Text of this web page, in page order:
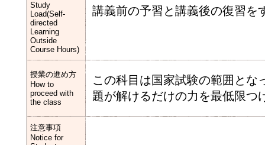
Study
Load(Self-
directed
Learning
Outside
Course Hours)
講義前の予習と講義後の復習を
授業の進め方
How to
proceed with
the class
この科目は国家試験の範囲とな
題が解けるだけの力を最低限つ
注意事項
Notice for